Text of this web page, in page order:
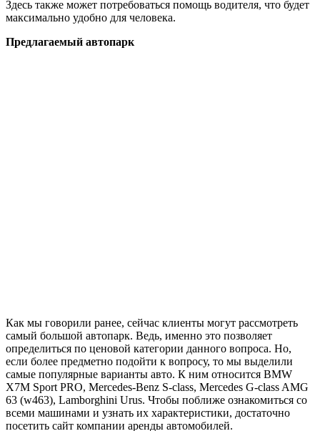
Здесь также может потребоваться помощь водителя, что будет
максимально удобно для человека.
Предлагаемый автопарк
Как мы говорили ранее, сейчас клиенты могут рассмотреть
самый большой автопарк. Ведь, именно это позволяет
определиться по ценовой категории данного вопроса. Но,
если более предметно подойти к вопросу, то мы выделили
самые популярные варианты авто. К ним относится BMW
X7M Sport PRO, Mercedes-Benz S-сlass, Mercedes G-class AMG
63 (w463), Lamborghini Urus. Чтобы поближе ознакомиться со
всеми машинами и узнать их характеристики, достаточно
посетить сайт компании аренды автомобилей.